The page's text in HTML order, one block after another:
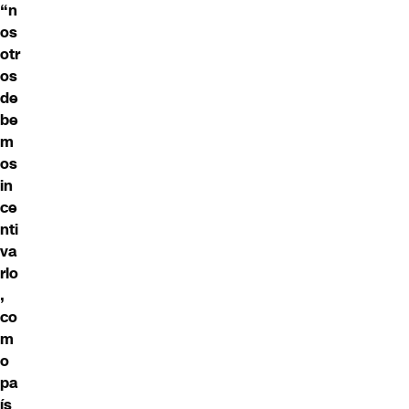
“n
os
otr
os
de
be
m
os
in
ce
nti
va
rlo
,
co
m
o
pa
ís